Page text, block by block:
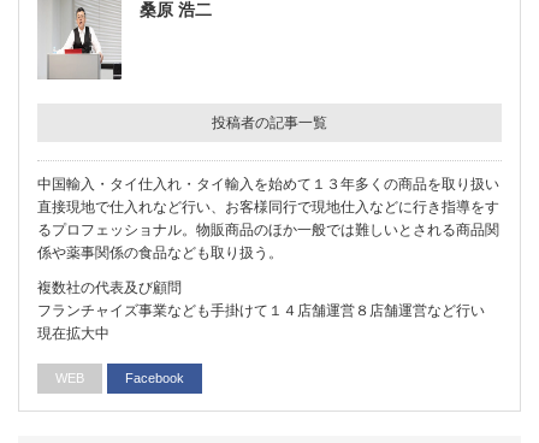
桑原 浩二
投稿者の記事一覧
中国輸入・タイ仕入れ・タイ輸入を始めて１３年多くの商品を取り扱い
直接現地で仕入れなど行い、お客様同行で現地仕入などに行き指導をす
るプロフェッショナル。物販商品のほか一般では難しいとされる商品関
係や薬事関係の食品なども取り扱う。
複数社の代表及び顧問
フランチャイズ事業なども手掛けて１４店舗運営８店舗運営など行い
現在拡大中
WEB Facebook